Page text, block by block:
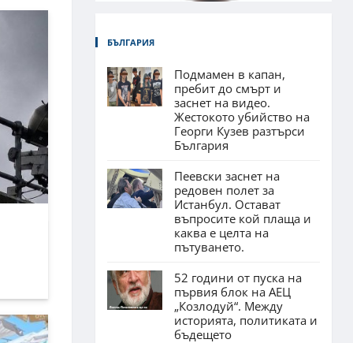
БЪЛГАРИЯ
Подмамен в капан,
пребит до смърт и
заснет на видео.
Жестокото убийство на
Георги Кузев разтърси
България
Пеевски заснет на
редовен полет за
Истанбул. Остават
въпросите кой плаща и
каква е целта на
пътуването.
52 години от пуска на
първия блок на АЕЦ
„Козлодуй“. Между
историята, политиката и
бъдещето